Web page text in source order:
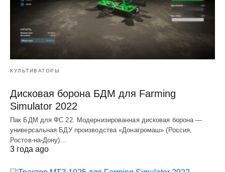
КУЛЬТИВАТОРЫ
Дисковая борона БДМ для Farming
Simulator 2022
Пак БДМ для ФС 22. Модернизированная дисковая борона —
универсальная БДУ производства «Донагромаш» (Россия,
Ростов-на-Дону)…
3 года ago